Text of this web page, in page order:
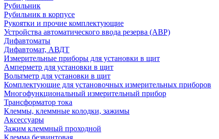
Рубильник
Рубильник в корпусе
Рукоятки и прочие комплектующие
Устройства автоматического ввода резерва (АВР)
Дифавтоматы
Дифавтомат, АВДТ
Измерительные приборы для установки в щит
Амперметр для установки в щит
Вольтметр для установки в щит
Комплектующие для установочных измерительных приборов
Многофункциональный измерительный прибор
Трансформатор тока
Клеммы, клеммные колодки, зажимы
Аксессуары
Зажим клеммный проходной
Клемма безвинтовая